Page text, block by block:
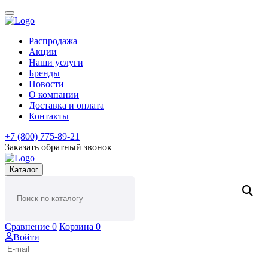
Распродажа
Акции
Наши услуги
Бренды
Новости
О компании
Доставка и оплата
Контакты
+7 (800) 775-89-21
Заказать обратный звонок
Каталог
Сравнение 0 Корзина 0
Войти